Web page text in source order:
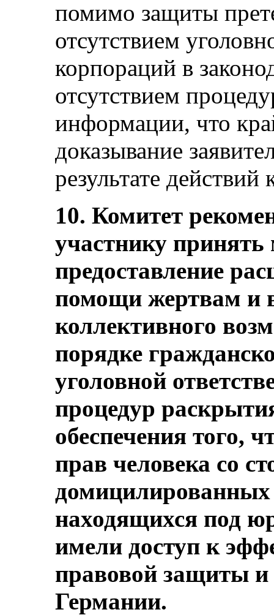
помимо защиты
отсутствием
корпораций в
отсутствием
информации, что
доказывание
результате
10. Комитет
участнику
предоставление
помощи жертвам и
коллективного
порядке
уголовной
процедур
обеспечения того,
прав человека со
находящихся под
имели доступ к
правовой защиты
Германии.